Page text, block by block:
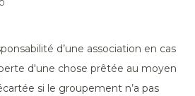
d’une association en cas
d'une chose prêtée au moyen
si le groupement n’a pas